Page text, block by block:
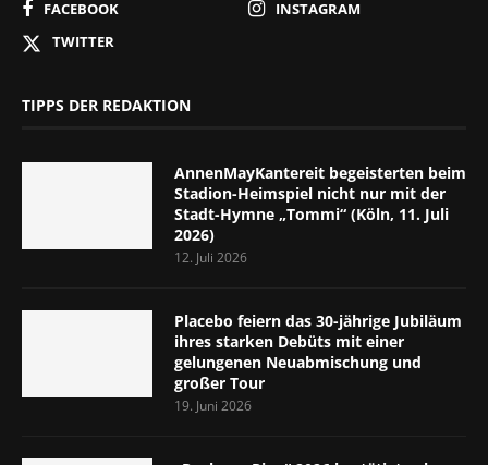
FACEBOOK
INSTAGRAM
TWITTER
TIPPS DER REDAKTION
AnnenMayKantereit begeisterten beim
Stadion-Heimspiel nicht nur mit der
Stadt-Hymne „Tommi“ (Köln, 11. Juli
2026)
12. Juli 2026
Placebo feiern das 30-jährige Jubiläum
ihres starken Debüts mit einer
gelungenen Neuabmischung und
großer Tour
19. Juni 2026